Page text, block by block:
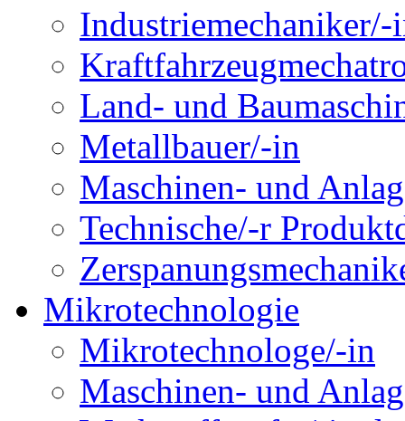
Industriemechaniker/-
Land- und
Metallbauer/-in
Maschinen- und
Technische/-r
Mikrotechnologie
Mikrotechnologe/-in
Maschinen- und